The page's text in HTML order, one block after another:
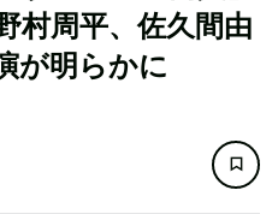
村周平、佐久間由
が明らかに